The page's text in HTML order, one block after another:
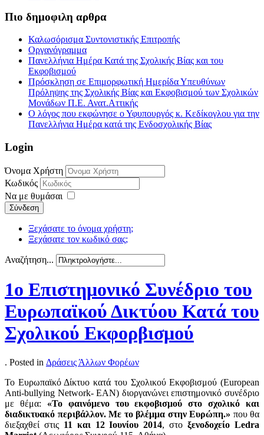
Πιο δημοφιλη αρθρα
Καλωσόρισμα Συντονιστικής Επιτροπής
Οργανόγραμμα
Πανελλήνια Ημέρα Κατά της Σχολικής Βίας και του
Εκφοβισμού
Πρόσκληση σε Επιμορφωτική Ημερίδα Υπευθύνων
Πρόληψης της Σχολικής Βίας και Εκφοβισμού των Σχολικών
Μονάδων Π.Ε. Ανατ.Αττικής
Ο λόγος που εκφώνησε ο Υφυπουργός κ. Κεδίκογλου για την
Πανελλήνια Ημέρα κατά της Ενδοσχολικής Βίας
Login
Όνομα Χρήστη
Κωδικός
Να με θυμάσαι
Σύνδεση
Ξεχάσατε το όνομα χρήστη;
Ξεχάσατε τον κωδικό σας;
Αναζήτηση...
1ο Επιστημονικό Συνέδριο του
Ευρωπαϊκού Δικτύου Κατά του
Σχολικού Εκφορβισμού
. Posted in Δράσεις Άλλων Φορέων
Το Ευρωπαϊκό Δίκτυο κατά του Σχολικού Εκφοβισμού (European
Αnti-bullying Νetwork- EAN) διοργανώνει επιστημονικό συνέδριο
με θέμα: «Το φαινόμενο του εκφοβισμού στο σχολικό και
διαδικτυακό περιβάλλον. Με το βλέμμα στην Ευρώπη.» που θα
διεξαχθεί στις11 και 12 Ιουνίου 2014, στοξενοδοχείο Ledra